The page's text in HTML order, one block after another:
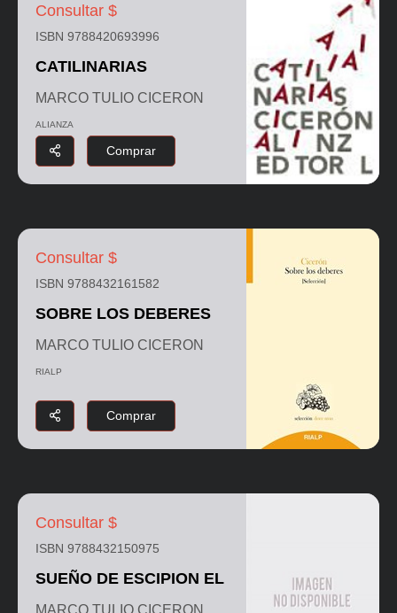
Consultar $
ISBN 9788420693996
CATILINARIAS
MARCO TULIO CICERON
ALIANZA
Comprar
Consultar $
ISBN 9788432161582
SOBRE LOS DEBERES
MARCO TULIO CICERON
RIALP
Comprar
Consultar $
ISBN 9788432150975
SUEÑO DE ESCIPION EL
MARCO TULIO CICERON